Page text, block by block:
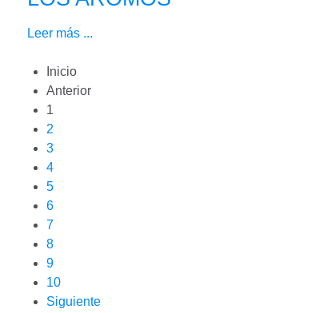
Leer más ...
Inicio
Anterior
1
2
3
4
5
6
7
8
9
10
Siguiente